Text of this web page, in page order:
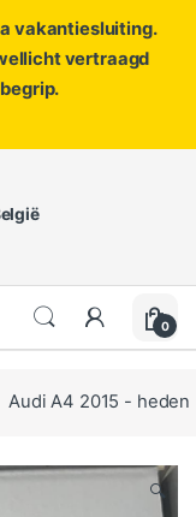
vakantiesluiting.
vertraagd
0
Audi A4 2015 - heden
🔍